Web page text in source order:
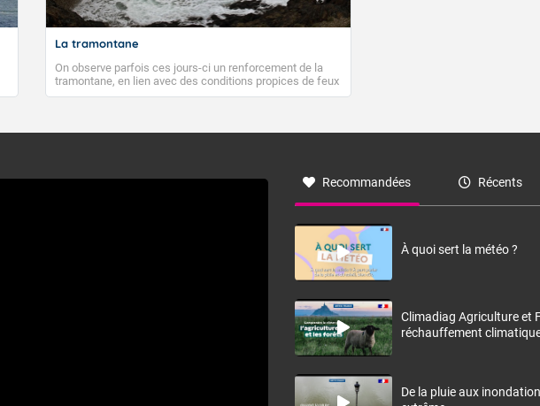
La tramontane
On observe parfois ces jours-ci un renforcement de la
tramontane, en lien avec des conditions propices de feux
de forêt. Mais qu'est-ce que la tramontane ? Quelles sont
à nord-ouest, dans un secteur qui part du Roussillon à la
monts, en allusion aux régions montagneuses d’où
Recommandées Récents
À quoi sert la météo ?
Climadiag Agriculture et
réchauffement
De la pluie aux